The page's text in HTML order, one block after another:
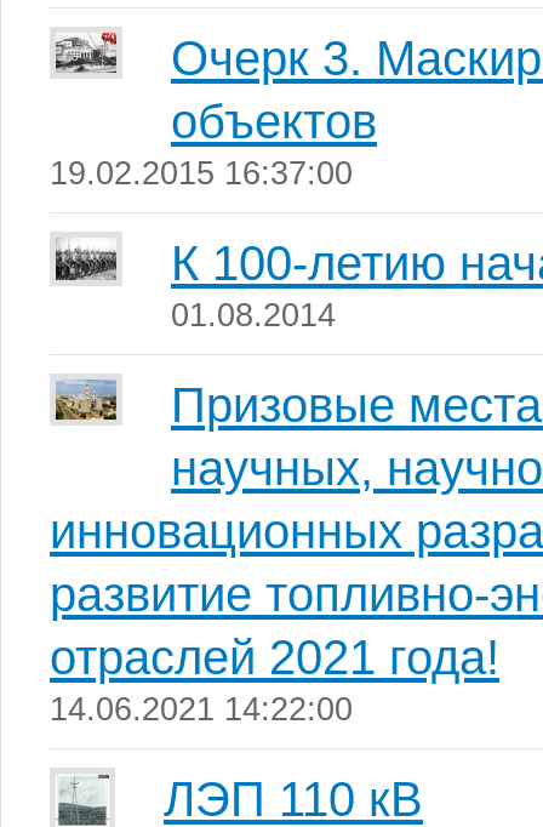
Очерк 3.
объектов
19.02.2015 16:37:00
К 100-летию
01.08.2014
Призовые
научных,
инновационных
развитие топливно-
отраслей 2021 года!
14.06.2021 14:22:00
ЛЭП 110 кВ